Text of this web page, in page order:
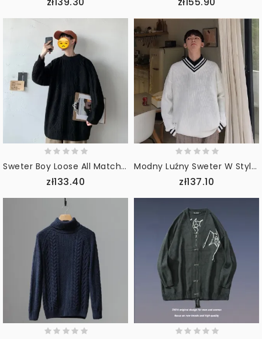
Sweter Boy Loose All Match Lazy Wind Sweter
zł133.40
Modny Luźny Sweter W Stylu Harajuku
zł137.10